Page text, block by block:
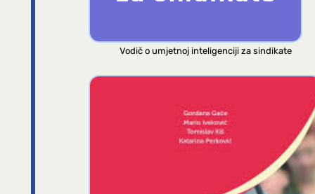
Vodič o umjetnoj inteligenciji za sindikate